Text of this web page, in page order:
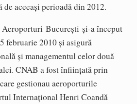
de aceeaşi perioadă din 2012.
Bucureşti şi-a început
februarie 2010 şi asigură
şi managementul celor două
CNAB a fost înfiinţată prin
gestionau aeroporturile
Internaţional Henri Coandă